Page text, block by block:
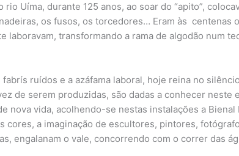
rio Uíma, durante 125 anos, ao soar do “apito”,
os fusos, os torcedores… Eram às centenas
laboravam, transformando a rama de algodão num
ruídos e a azáfama laboral, hoje reina no
de serem produzidas, são dadas a conhecer neste
nova vida, acolhendo-se nestas instalações a Bienal
cores, a imaginação de escultores, pintores,
engalanam o vale, concorrendo com o correr das